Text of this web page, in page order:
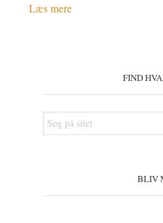
Læs mere
FIND
Søg
på
BLIV